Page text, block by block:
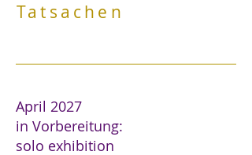
Tatsachen
April 2027
in Vorbereitung:
solo exhibition